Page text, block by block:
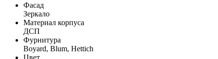
Фасад
Зеркало
Материал корпуса
ДСП
Фурнитура
Boyard, Blum, Hettich
Цвет